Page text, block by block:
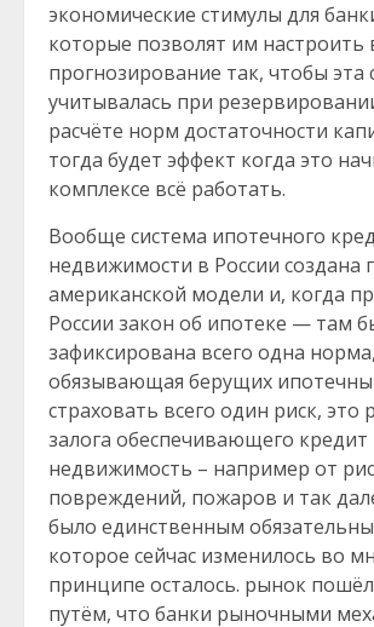
экономические стимулы для
которые позволят им настроить
прогнозирование так, чтобы эта
учитывалась при
расчёте норм достаточности
тогда будет эффект когда это
комплексе всё работать.
Вообще система ипотечного
недвижимости в России создана
американской модели и, когда
России закон об ипотеке — там
зафиксирована всего одна
обязывающая берущих
страховать всего один риск, это
залога обеспечивающего кредит
недвижимость – например от
повреждений, пожаров и так
было единственным
которое сейчас изменилось во
принципе осталось. рынок
путём, что банки рыночными